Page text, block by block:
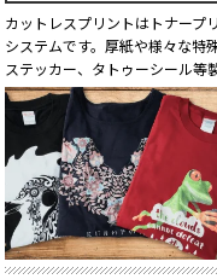
カットレスプリントはトナープ
システムです。厚紙や様々な特
ステッカー、タトゥーシール等